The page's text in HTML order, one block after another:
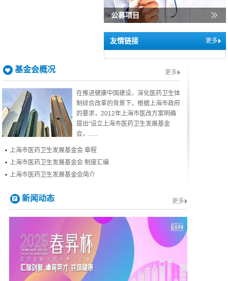
公募项目
友情链接 更多
基金会概况 更多
在推进健康中国建设、深化医药卫生体
制综合改革的背景下，根据上海市政府
的要求，2012年上海市医改方案明确
提出“设立上海市医药卫生发展基金
会，......
上海市医药卫生发展基金会 章程
上海市医药卫生发展基金会 制度汇编
上海市医药卫生发展基金会简介
新闻动态 更多